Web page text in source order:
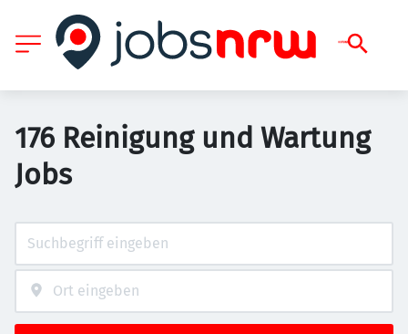
176 Reinigung und Wartung
Jobs